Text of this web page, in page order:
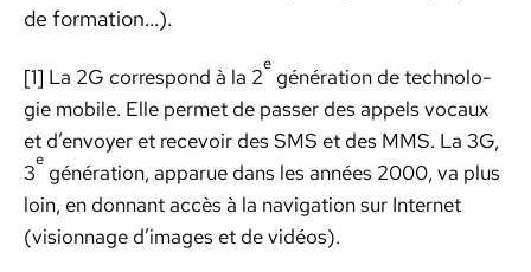
de for­ma­tion…).
[1] La 2G cor­re­spond à la 2
e
généra­tion de tech­nolo­
gie mobile. Elle per­met de pass­er des appels vocaux
et d’envoyer et recevoir des SMS et des MMS. La 3G,
3
e
généra­tion, apparue dans les années 2000, va plus
loin, en don­nant accès à la nav­i­ga­tion sur Inter­net
(vision­nage d’images et de vidéos).